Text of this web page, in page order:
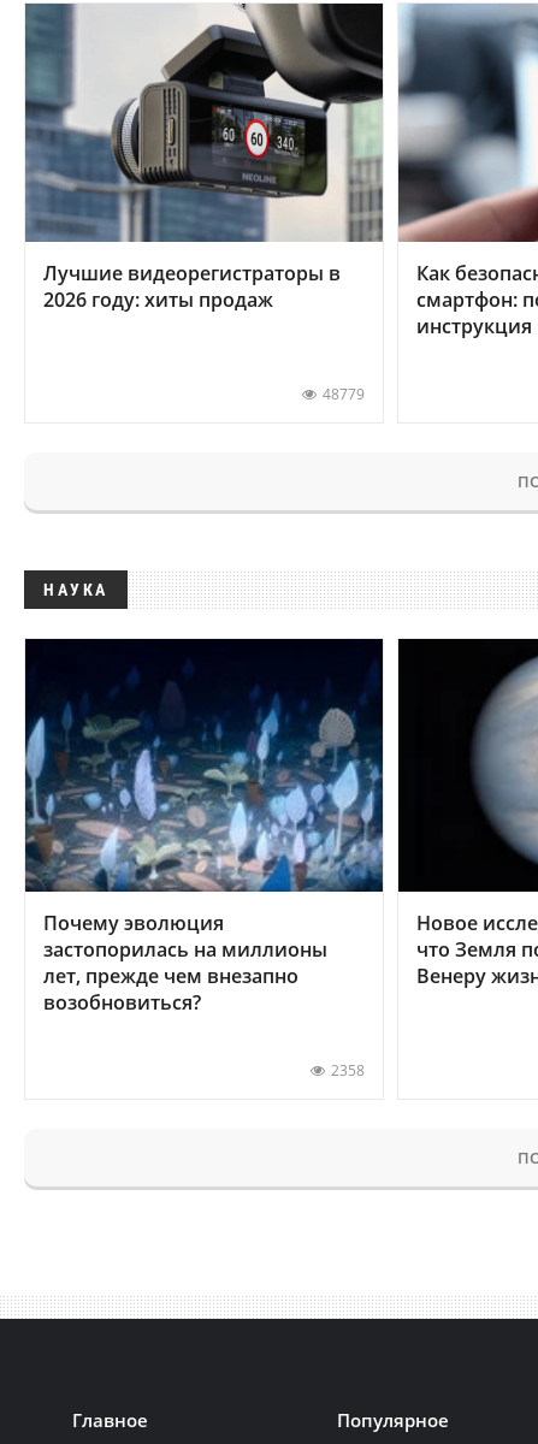
Лучшие видеорегистраторы в
2026 году: хиты продаж
48779
Как
смартфон:
инструкция
НАУКА
Почему эволюция
застопорилась на миллионы
лет, прежде чем внезапно
возобновиться?
2358
Новое
что Земля
Венеру
Главное Популярное